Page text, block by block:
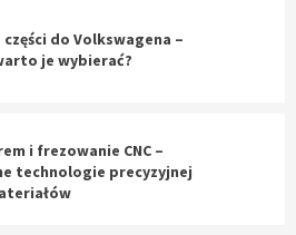
do Volkswagena –
je wybierać?
i frezowanie CNC –
technologie precyzyjnej